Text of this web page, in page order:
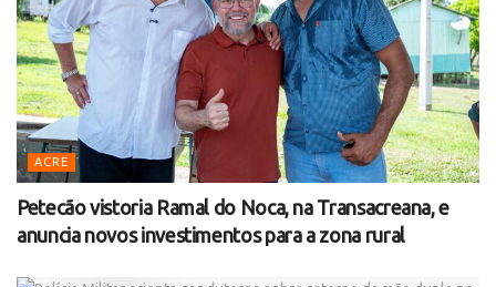
ACRE
Petecão vistoria Ramal do Noca, na Transacreana, e
anuncia novos investimentos para a zona rural